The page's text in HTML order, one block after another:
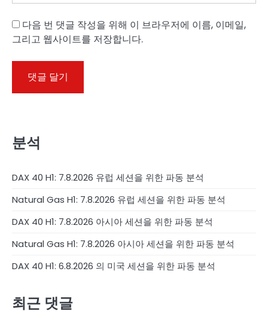
다음 번 댓글 작성을 위해 이 브라우저에 이름, 이메일,
그리고 웹사이트를 저장합니다.
분석
DAX 40 H1: 7.8.2026 유럽 세션을 위한 파동 분석
Natural Gas H1: 7.8.2026 유럽 세션을 위한 파동 분석
DAX 40 H1: 7.8.2026 아시아 세션을 위한 파동 분석
Natural Gas H1: 7.8.2026 아시아 세션을 위한 파동 분석
DAX 40 H1: 6.8.2026 의 미국 세션을 위한 파동 분석
최근 댓글